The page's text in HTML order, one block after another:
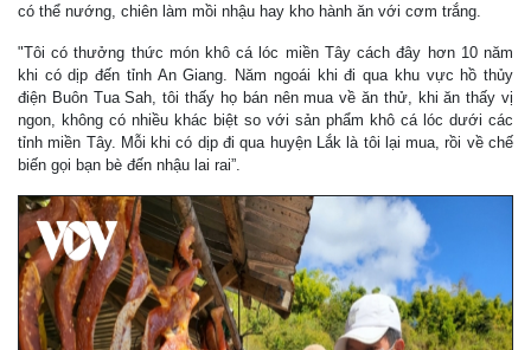
có thể nướng, chiên làm mồi nhậu hay kho hành ăn với cơm trắng.
"Tôi có thưởng thức món khô cá lóc miền Tây cách đây hơn 10 năm
khi có dịp đến tỉnh An Giang. Năm ngoái khi đi qua khu vực hồ thủy
điện Buôn Tua Sah, tôi thấy họ bán nên mua về ăn thử, khi ăn thấy vị
ngon, không có nhiều khác biệt so với sản phẩm khô cá lóc dưới các
tỉnh miền Tây. Mỗi khi có dịp đi qua huyện Lắk là tôi lại mua, rồi về chế
biến gọi bạn bè đến nhậu lai rai”.